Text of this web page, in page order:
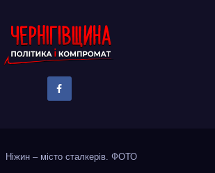
Ніжин – місто сталкерів. ФОТО